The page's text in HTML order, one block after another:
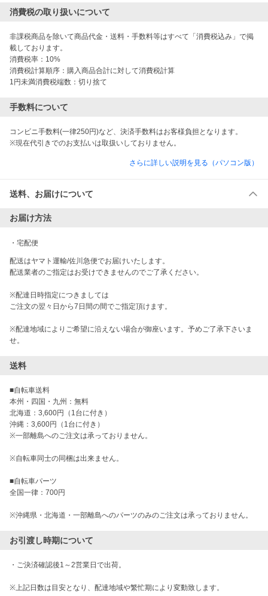
消費税の取り扱いについて
非課税商品を除いて商品代金・送料・手数料等はすべて「消費税込み」で掲
載しております。
消費税率：10%
消費税計算順序：購入商品合計に対して消費税計算
1円未満消費税端数：切り捨て
手数料について
コンビニ手数料(一律250円)など、決済手数料はお客様負担となります。
※現在代引きでのお支払いは取扱いしておりません。
さらに詳しい説明を見る（パソコン版）
送料、お届けについて
お届け方法
・ 宅配便
配送はヤマト運輸/佐川急便でお届けいたします。
配送業者のご指定はお受けできませんのでご了承ください。
※配達日時指定につきましては
ご注文の翌々日から7日間の間でご指定頂けます。
※配達地域によりご希望に沿えない場合が御座います。予めご了承下さいま
せ。
送料
■自転車送料
本州・四国・九州：無料
北海道：3,600円（1台に付き）
沖縄：3,600円（1台に付き）
※一部離島へのご注文は承っておりません。
※自転車同士の同梱は出来ません。
■自転車パーツ
全国一律：700円
※沖縄県・北海道・一部離島へのパーツのみのご注文は承っておりません。
お引渡し時期について
・ご決済確認後1～2営業日で出荷。
※上記日数は目安となり、配達地域や繁忙期により変動致します。